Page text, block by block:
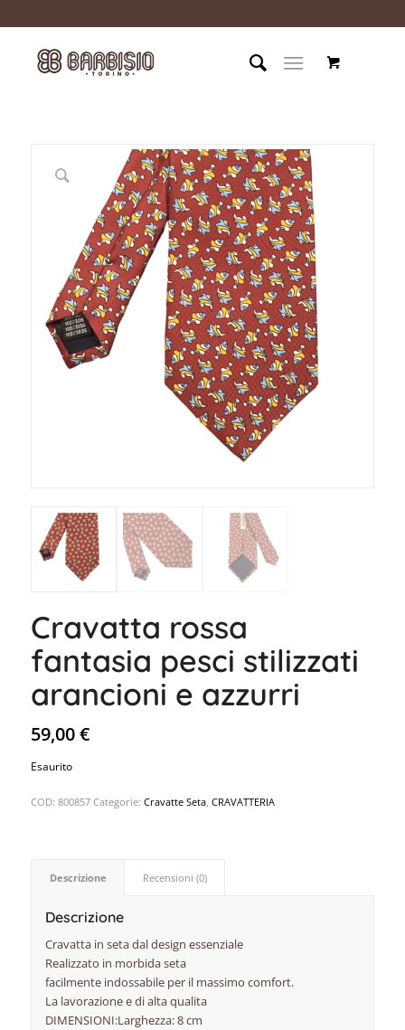
Cravatta rossa
fantasia pesci stilizzati
arancioni e azzurri
59,00€
Esaurito
COD: 800857 Categorie: Cravatte Seta, CRAVATTERIA
Descrizione Recensioni (0)
Descrizione
Cravatta in seta dal design essenziale
Realizzato in morbida seta
facilmente indossabile per il massimo comfort.
La lavorazione e di alta qualita
DIMENSIONI:Larghezza: 8 cm